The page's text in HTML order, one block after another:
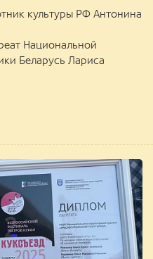
культуры РФ Антонина
Национальной
Беларусь Лариса